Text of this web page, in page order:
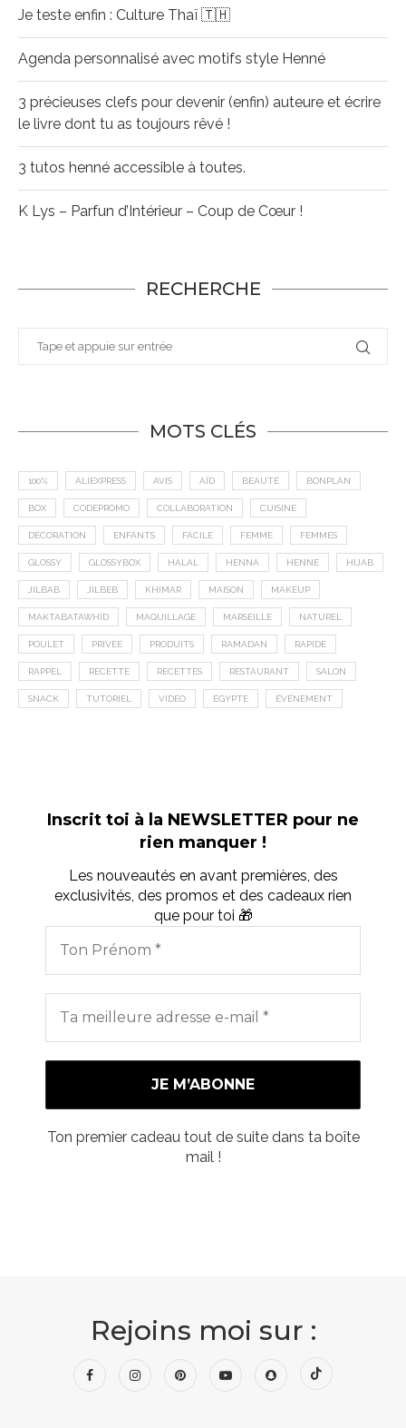
Je teste enfin : Culture Thaï 🇹🇭
Agenda personnalisé avec motifs style Henné
3 précieuses clefs pour devenir (enfin) auteure et écrire
le livre dont tu as toujours rêvé !
3 tutos henné accessible à toutes.
K Lys – Parfun d’Intérieur – Coup de Cœur !
RECHERCHE
MOTS CLÉS
100% ALIEXPRESS AVIS AÏD BEAUTÉ BONPLAN
BOX CODEPROMO COLLABORATION CUISINE
DÉCORATION ENFANTS FACILE FEMME FEMMES
GLOSSY GLOSSYBOX HALAL HENNA HENNÉ HIJAB
JILBAB JILBEB KHIMAR MAISON MAKEUP
MAKTABATAWHID MAQUILLAGE MARSEILLE NATUREL
POULET PRIVÉE PRODUITS RAMADAN RAPIDE
RAPPEL RECETTE RECETTES RESTAURANT SALON
SNACK TUTORIEL VIDÉO ÉGYPTE ÉVÉNEMENT
Inscrit toi à la NEWSLETTER pour ne
rien manquer !
Les nouveautés en avant premières, des
exclusivités, des promos et des cadeaux rien
que pour toi 🎁
Ton premier cadeau tout de suite dans ta boîte
mail !
Rejoins moi sur :